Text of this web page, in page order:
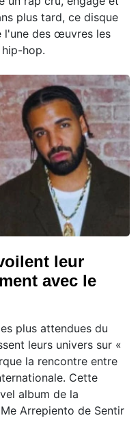
plus tard, ce disque
l'une des œuvres les
hop.
leur
avec le
plus attendues du
leurs univers sur «
la rencontre entre
Cette
album de la
Arrepiento de Sentir